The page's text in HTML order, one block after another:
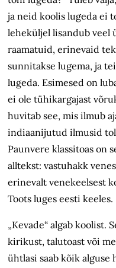
ja neid koolis lugeda ei
leheküljel lisandub
raamatuid, erinevaid
sunnitakse lugema, ja
lugeda. Esimesed on
ei ole tühikargajast
huvitab see, mis ilmub
indiaanijutud ilmusid
Paunvere klassitoas on
alltekst: vastuhakk
erinevalt venekeelsest
Toots luges eesti keeles.
„Kevade“ algab koolist.
kirikust, talutoast või
ühtlasi saab kõik alguse